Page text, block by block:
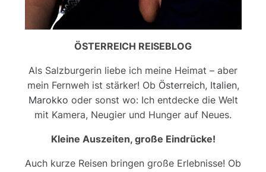
ÖSTERREICH REISEBLOG
Als Salzburgerin liebe ich meine Heimat – aber
mein Fernweh ist stärker! Ob Österreich, Italien,
Marokko oder sonst wo: Ich entdecke die Welt
mit Kamera, Neugier und Hunger auf Neues.
Kleine Auszeiten, große Eindrücke!
Auch kurze Reisen bringen große Erlebnisse! Ob